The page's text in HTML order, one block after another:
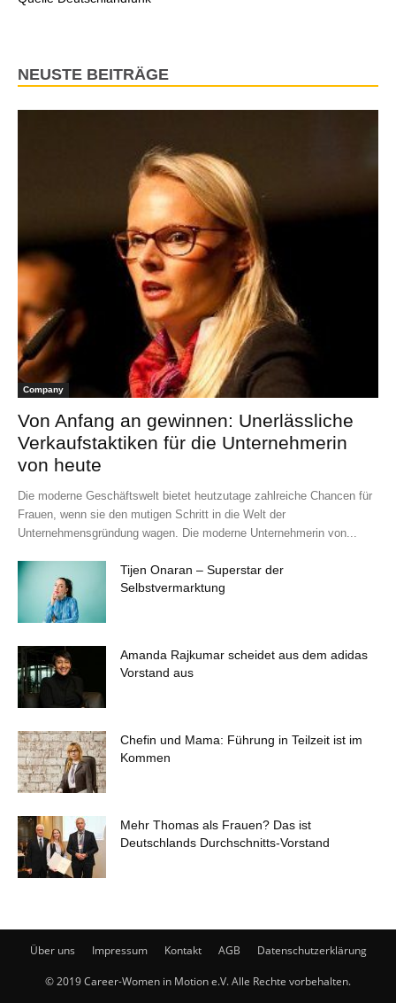
NEUSTE BEITRÄGE
Company
Von Anfang an gewinnen: Unerlässliche
Verkaufstaktiken für die Unternehmerin
von heute
Die moderne Geschäftswelt bietet heutzutage zahlreiche Chancen für
Frauen, wenn sie den mutigen Schritt in die Welt der
Unternehmensgründung wagen. Die moderne Unternehmerin von...
Tijen Onaran – Superstar der
Selbstvermarktung
Amanda Rajkumar scheidet aus dem adidas
Vorstand aus
Chefin und Mama: Führung in Teilzeit ist im
Kommen
Mehr Thomas als Frauen? Das ist
Deutschlands Durchschnitts-Vorstand
Über uns Impressum Kontakt AGB Datenschutzerklärung
© 2019 Career-Women in Motion e.V. Alle Rechte vorbehalten.